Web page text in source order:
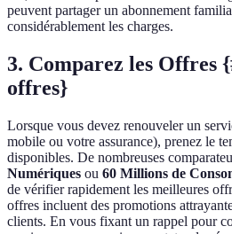
peuvent partager un abonnement
considérablement les charges.
3. Comparez les Offres
offres}
Lorsque vous devez renouveler un
mobile ou votre assurance), prenez le
disponibles. De nombreuses
Numériques ou 60 Millions de
de vérifier rapidement les meilleures
offres incluent des promotions
clients. En vous fixant un rappel pour